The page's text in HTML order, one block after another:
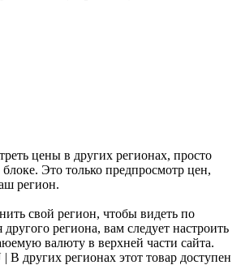
цены в других регионах, просто
Это только предпросмотр цен,
регион.
свой регион, чтобы видеть по
региона, вам следует настроить
валюту в верхней части сайта.
| В других регионах этот товар доступен